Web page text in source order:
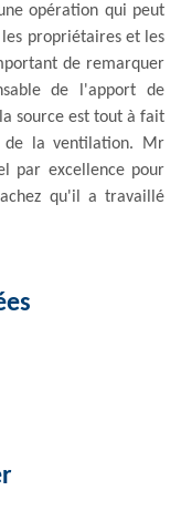
opération qui peut
propriétaires et les
de remarquer
de l'apport de
source est tout à fait
de la ventilation. Mr
par excellence pour
qu'il a travaillé